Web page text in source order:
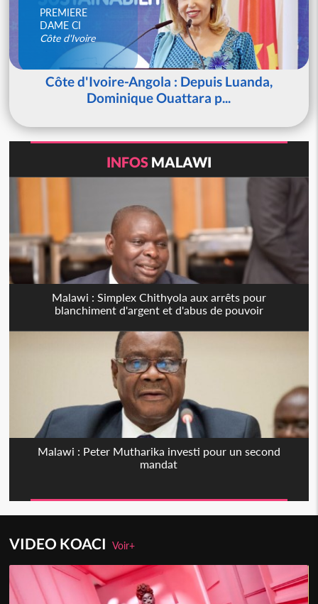
PREMIERE
DAME CI
Côte d'Ivoire
Côte d'Ivoire-Angola : Depuis Luanda,
Dominique Ouattara p...
INFOS MALAWI
Malawi : Simplex Chithyola aux arrêts pour
blanchiment d'argent et d'abus de pouvoir
Malawi : Peter Mutharika investi pour un second
mandat
VIDEO KOACIVoir+